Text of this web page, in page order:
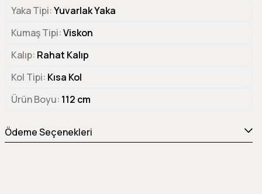
Yaka Tipi Yuvarlak Yaka
Kumaş Tipi Viskon
Kalıp Rahat Kalıp
Kol Tipi Kısa Kol
Ürün Boyu 112 cm
Ödeme Seçenekleri